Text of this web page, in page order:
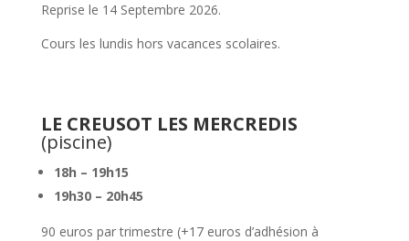
Reprise le 14 Septembre 2026.
Cours les lundis hors vacances scolaires.
LE CREUSOT LES MERCREDIS
(piscine)
18h – 19h15
19h30 – 20h45
90 euros par trimestre (+17 euros d’adhésion à